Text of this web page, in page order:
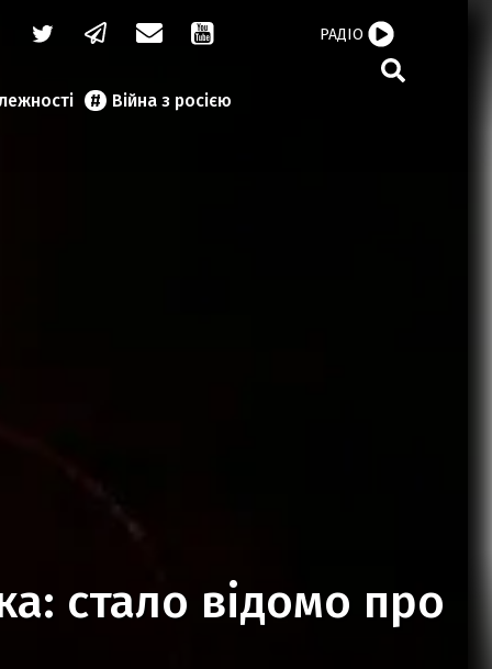
Війна з росією
РАДІО
стало відомо про